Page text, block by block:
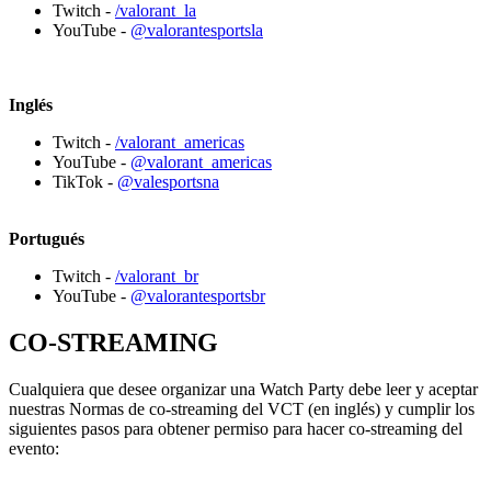
Twitch - /valorant_la
YouTube - @valorantesportsla
Inglés
Twitch - /valorant_americas
YouTube - @valorant_americas
TikTok - @valesportsna
Portugués
Twitch - /valorant_br
YouTube - @valorantesportsbr
CO-STREAMING
Cualquiera que desee organizar una Watch Party debe leer y aceptar
nuestras Normas de co-streaming del VCT (en inglés) y cumplir los
siguientes pasos para obtener permiso para hacer co-streaming del
evento: